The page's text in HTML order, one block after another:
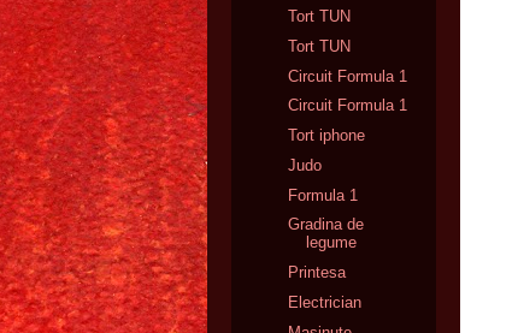
Tort TUN
Tort TUN
Circuit Formula 1
Circuit Formula 1
Tort iphone
Judo
Formula 1
Gradina de
legume
Printesa
Electrician